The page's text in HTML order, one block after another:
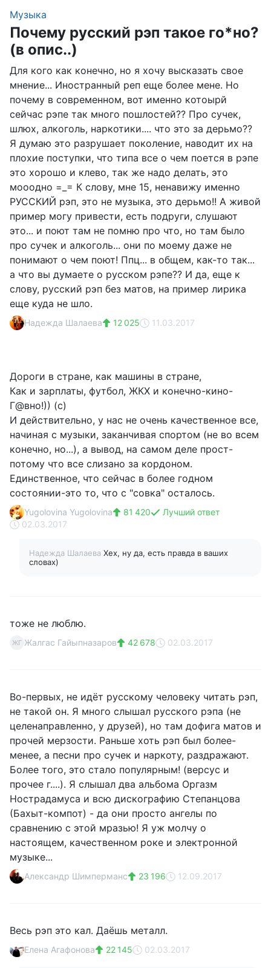
Музыка
Почему русский рэп такое го*но?
(в опис..)
Для кого как конечно, но я хочу высказать свое
мнение... Иностранный реп еще более мене. Но
почему в современном, вот именно котоырй
сейчас рэпе так много пошлостей?? Про сучек,
шлюх, алкоголь, наркотики.... что это за дерьмо??
Я думаю это разрушает поколение, наводит их на
плохие поступки, что типа все о чем поется в рэпе
это хорошо и клево, так же надо делать, это
мооодно =_= К слову, мне 15, ненавижу именно
РУССКИЙ рэп, это не музыка, это дерьмо!! А живой
пример могу привести, есть подруги, слушают
это... и поют там не помню про что, но там было
про сучек и алкоголь... они по моему даже не
понимают о чем поют! Ппц... в общем, как-то так...
а что вы думаете о русском рэпе?? И да, еще к
слову, русский рэп без матов, на пример лирика
еще куда не шло.
Надежда Шалаева 12 025 11.03.2017
Дороги в стране, как машины в стране,
Как и зарплаты, футбол, ЖКХ и конечно-кино-
Г@вно!)) (с)
И действительно, у нас не очень качественное все,
начиная с музыки, заканчивая спортом (не во всем
конечно, но...), а вывод, на самом деле прост-
потому что все слизано за кордоном.
Единственное, что сейчас в более годном
состоянии-это то, что с "совка" осталось.
Yugolovina Yugolovina 81 420
Лучший ответ
02.03.2017
Надежда Шалаева Хех, ну да, есть правда в ваших
словах)
тоже не люблю.
ЖГ Жалгас Гайыпназаров 42 678 02.03.2017
Во-первых, не идёт русскому человеку читать рэп,
не такой он. Я много слышал русского рэпа (не
целенаправленно, у друзей), но там дофига матов и
прочей мерзости. Раньше хоть рэп был более-
менее, а песни про сучек и наркоту, раздражают.
Более того, это стало популярным! (версус и
прочее г....). Я слышал два альбома Оргазм
Нострадамуса и всю дискографию Степанцова
(Бахыт-компот) - да они просто ангелы по
сравнению с этой мразью! Я уж молчу о
настоящем, качественном роке и электронной
музыке...
Александр Шимперманс 23 196 12.09.2017
Весь рэп это кал. Даёшь металл.
Елена Агафонова 22 145 02.03.2017